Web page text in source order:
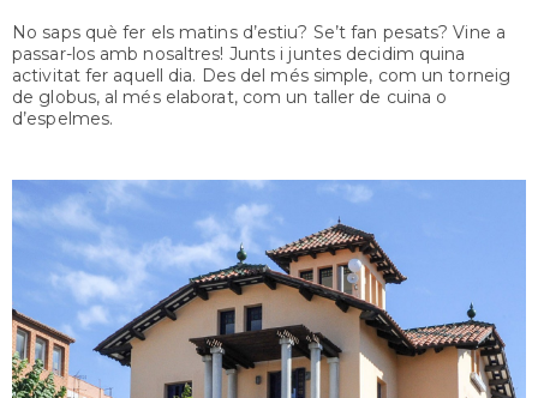
No saps què fer els matins d’estiu? Se’t fan pesats? Vine a
passar-los amb nosaltres! Junts i juntes decidim quina
activitat fer aquell dia. Des del més simple, com un torneig
de globus, al més elaborat, com un taller de cuina o
d’espelmes.